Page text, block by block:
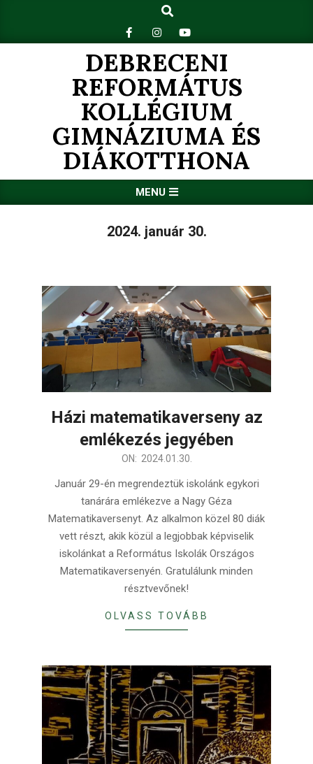
content
Search
DEBRECENI
REFORMÁTUS
KOLLÉGIUM
GIMNÁZIUMA ÉS
DIÁKOTTHONA
Navigation
MENU
2024. január 30.
Házi matematikaverseny az
emlékezés jegyében
ON: 2024.01.30.
Január 29-én megrendeztük iskolánk egykori
tanárára emlékezve a Nagy Géza
Matematikaversenyt. Az alkalmon közel 80 diák
vett részt, akik közül a legjobbak képviselik
iskolánkat a Református Iskolák Országos
Matematikaversenyén. Gratulálunk minden
résztvevőnek!
OLVASS TOVÁBB